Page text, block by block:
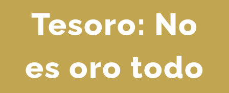
Tesoro: No
es oro todo